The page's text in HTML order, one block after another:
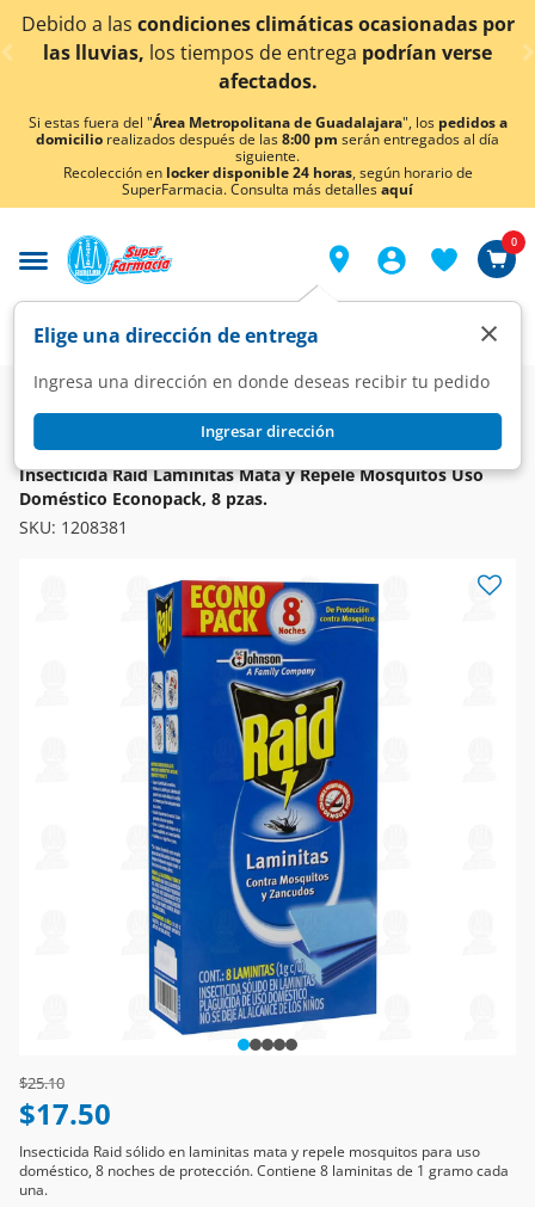
< div class="carousel-inner">
climáticas ocasionadas por
los tiempos de entregapodrían verse
¡Ahora
Si estas fuera del "Área Metropolitana de Guadalajara", los pedidos a
domicilio realizados después de las8:00 pm serán entregados al día
siguiente.
Recolección en locker disponible 24 horas, según horario de
SuperFarmacia. Consulta más detallesaquí
Elige una dirección de entrega
Ingresa una dirección en donde deseas recibir tu pedido
Ingresar dirección
×
0
Super Hogar
Jardín y Ferretería
Insecticidas y Trampas
RAID
Insecticida Raid Laminitas Mata y Repele Mosquitos Uso
Doméstico Econopack, 8 pzas.
SKU: 1208381
Price reduced from
$25.10to
$17.50
Insecticida Raid sólido en laminitas mata y repele mosquitos para uso
doméstico, 8 noches de protección. Contiene 8 laminitas de 1 gramo cada
una.